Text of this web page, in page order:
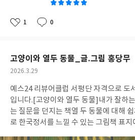
좋
1
댓
0
작
고양이와 열두 동물_글.그림 홍당무
작
일
2026.3.29
예스24 리뷰어클럽 서평단 자격으로 도
입니다. [고양이와 열두 동물]내가 잘하
는 질문을 던지는 책열 두 동물에 대해
로 한국정서를 느낄 수 있는 그림책 표